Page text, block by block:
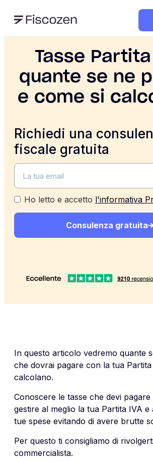
Tasse Partita
quante se ne
e come si
Richiedi una
fiscale gratuita
Ho letto e accetto l'informativa
Consulenza gratuita
In questo articolo vedremo quante
che dovrai pagare con la tua
calcolano.
Conoscere le tasse che devi
gestire al meglio la tua Partita IVA e
tue spese evitando di avere brutte
Per questo ti consigliamo di
commercialista.